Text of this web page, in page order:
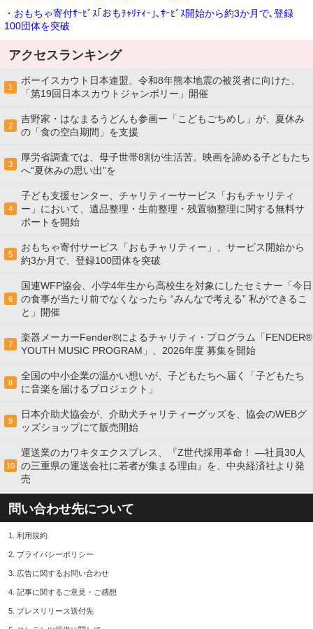
・おもちゃ寄付ｻｰﾋﾞｽ｢おもﾁｬﾘﾃｨｰ｣､ｻｰﾋﾞｽ開始から約3か月で､登録
100団体を突破
アクセスランキング
1
ボーイスカウト日本連盟、令和8年熊本地震の被災者に向けた、
「第19回日本スカウトジャンボリー」開催
2
吉野家・はなまるうどんも参画ー「こどもごちめし」が、夏休み
の「食の空白期間」を支援
3
厚労省調査では、母子世帯8割が生活苦。映画を諦める子どもたち
へ“夏休みの思い出”を
4
子ども支援センター、チャリティーサービス「おもチャリティ
ー」において、遺品整理・生前整理・残置物整理に関する無料サ
ポートを開始
5
おもちゃ寄付サービス「おもチャリティー」、サービス開始から
約3か月で、登録100団体を突破
6
国連WFP協会、小学4年生から高校生を対象にしたセミナー「今日
の食事が当たり前でなくなったら “みんなで考える” 私ができるこ
と」開催
7
楽器メーカーFender®によるチャリティ・プログラム「FENDER®︎
YOUTH MUSIC PROGRAM」、2026年度 募集を開始
8
全国の中小企業の温かい想いが、子どもたちへ届く「子どもたち
に音楽を届けるプロジェクト」
9
日本介助犬協会が、介助犬チャリティーグッズを、協会のWEBグ
ッズショップにて販売開始
10
運送業のカワキタエクスプレス、『Z世代採用革命！ ―社員30人
の三重県の運送会社に若者が集まる理由』を、中央経済社より発
売
問い合わせ先について
1. 利用規約
2. プライバシーポリシー
3. 広告に関するお問い合わせ
4. 記事に関するご意見・ご感想
5. プレスリリース送付先